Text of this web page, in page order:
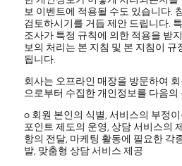
보 이벤트에 적용될 수도 있습니다.
검토하시기를 거듭 제안 드립니다.
조사가 특정 규칙에 의한 적용을 받
보의 처리는 본 지침 및 본 지침이
됩니다.
회사는 오프라인 매장을 방문하여
으로부터 수집한 개인정보를 다음
ο 회원 본인의 식별, 서비스의 부정
포인트 제도의 운영, 상담 서비스의
항의 전달, 마케팅 활동에 필요한 각
발, 맞춤형 상담 서비스 제공